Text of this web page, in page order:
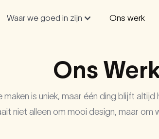
Waar we goed in zijn Ons werk
Ons
maken is uniek, maar één ding blijft
niet alleen om mooi design, maar om